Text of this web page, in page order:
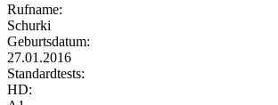
Rufname:
Schurki
Geburtsdatum:
27.01.2016
Standardtests:
HD: